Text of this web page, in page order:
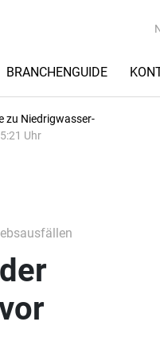
BRANCHENGUIDE
zu Niedrigwasser-
Uhr